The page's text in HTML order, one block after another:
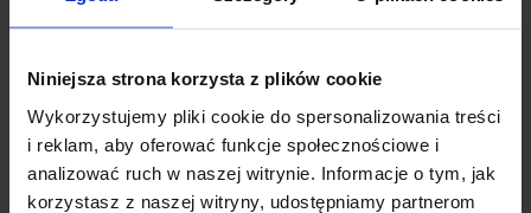
Niniejsza strona korzysta z plików cookie
Wykorzystujemy pliki cookie do spersonalizowania treści
i reklam, aby oferować funkcje społecznościowe i
analizować ruch w naszej witrynie. Informacje o tym, jak
korzystasz z naszej witryny, udostępniamy partnerom
Producent SLV
Dodatkowe informacje:
Brak żarówek w komplecie
Zalecane stosowanie żarówki LED
Waga 0,89kg